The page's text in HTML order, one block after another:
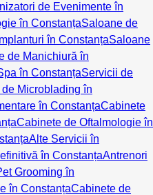
de Evenimente în
în ConstanțaSaloane de
în ConstanțaSaloane
de Manichiură în
în ConstanțaServicii de
Microblading în
în ConstanțaCabinete
Cabinete de Oftalmologie în
Alte Servicii în
în ConstanțaAntrenori
Grooming în
în ConstanțaCabinete de